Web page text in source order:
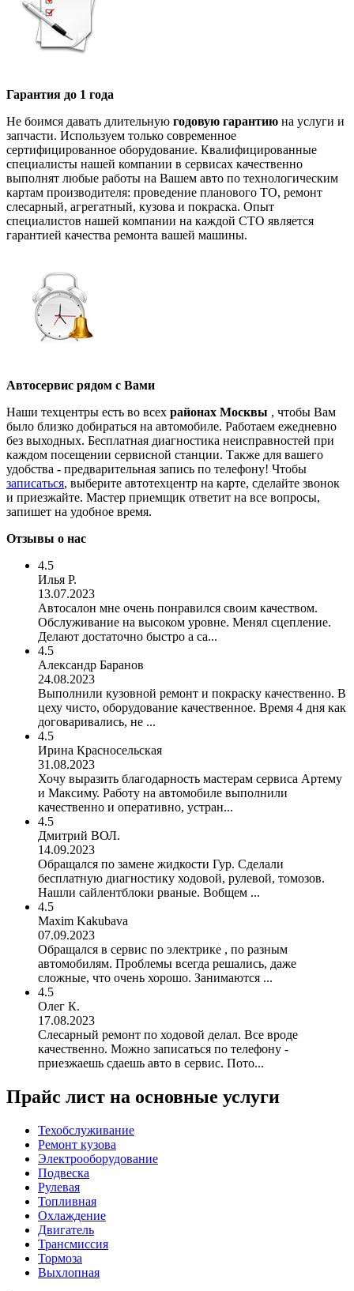
Гарантия до 1 года
Не боимся давать длительную годовую гарантию на услуги и
запчасти. Используем только современное
сертифицированное оборудование. Квалифицированные
специалисты нашей компании в сервисах качественно
выполнят любые работы на Вашем авто по технологическим
картам производителя: проведение планового ТО, ремонт
слесарный, агрегатный, кузова и покраска. Опыт
специалистов нашей компании на каждой СТО является
гарантией качества ремонта вашей машины.
Автосервис рядом с Вами
Наши техцентры есть во всех районах Москвы , чтобы Вам
было близко добираться на автомобиле. Работаем ежедневно
без выходных. Бесплатная диагностика неисправностей при
каждом посещении сервисной станции. Также для вашего
удобства - предварительная запись по телефону! Чтобы
записаться, выберите автотехцентр на карте, сделайте звонок
и приезжайте. Мастер приемщик ответит на все вопросы,
запишет на удобное время.
Отзывы о нас
4.5
Илья Р.
13.07.2023
Автосалон мне очень понравился своим качеством.
Обслуживание на высоком уровне. Менял сцепление.
Делают достаточно быстро а са...
4.5
Александр Баранов
24.08.2023
Выполнили кузовной ремонт и покраску качественно. В
цеху чисто, оборудование качественное. Время 4 дня как
договаривались, не ...
4.5
Ирина Красносельская
31.08.2023
Хочу выразить благодарность мастерам сервиса Артему
и Максиму. Работу на автомобиле выполнили
качественно и оперативно, устран...
4.5
Дмитрий ВОЛ.
14.09.2023
Обращался по замене жидкости Гур. Сделали
бесплатную диагностику ходовой, рулевой, томозов.
Нашли сайлентблоки рваные. Вобщем ...
4.5
Maxim Kakubava
07.09.2023
Обращался в сервис по электрике , по разным
автомобилям. Проблемы всегда решались, даже
сложные, что очень хорошо. Занимаются ...
4.5
Олег К.
17.08.2023
Слесарный ремонт по ходовой делал. Все вроде
качественно. Можно записаться по телефону -
приезжаешь сдаешь авто в сервис. Пото...
Прайс лист на основные услуги
Техобслуживание
Ремонт кузова
Электрооборудование
Подвеска
Рулевая
Топливная
Охлаждение
Двигатель
Трансмиссия
Тормоза
Выхлопная